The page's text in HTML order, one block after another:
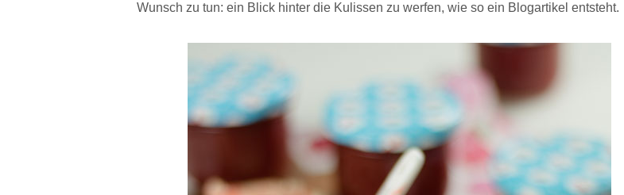
Wunsch zu tun: ein Blick hinter die Kulissen zu werfen, wie so ein Blogartikel entsteht.